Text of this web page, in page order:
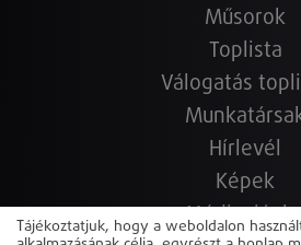
Műsorok
Toplista
Válogatás
Hírlevél
Képek
Médiaajánlat
Tájékoztatjuk, hogy a weboldalon